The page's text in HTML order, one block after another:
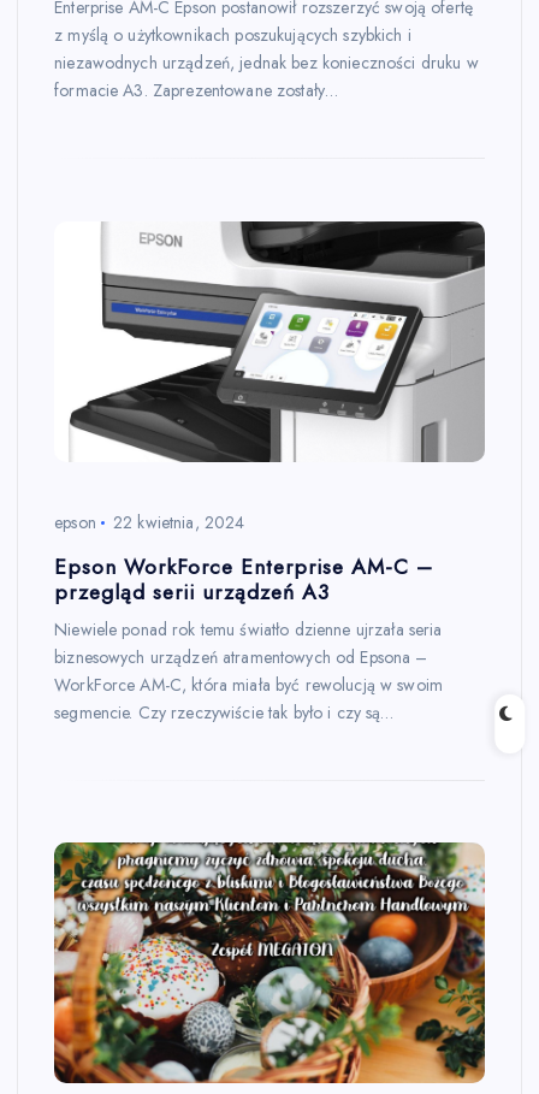
Enterprise AM-C Epson postanowił rozszerzyć swoją ofertę
z myślą o użytkownikach poszukujących szybkich i
niezawodnych urządzeń, jednak bez konieczności druku w
formacie A3. Zaprezentowane zostały…
epson 22 kwietnia, 2024
Epson WorkForce Enterprise AM-C –
przegląd serii urządzeń A3
Niewiele ponad rok temu światło dzienne ujrzała seria
biznesowych urządzeń atramentowych od Epsona –
WorkForce AM-C, która miała być rewolucją w swoim
segmencie. Czy rzeczywiście tak było i czy są…